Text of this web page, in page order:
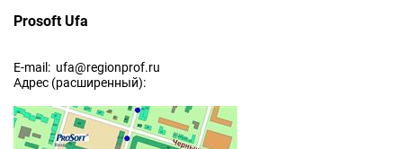
Prosoft Ufa
E-mail: ufa@regionprof.ru
Адрес (расширенный):